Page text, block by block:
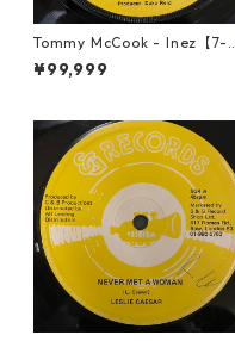
Tommy McCook - Inez【7-
840】
¥99,999